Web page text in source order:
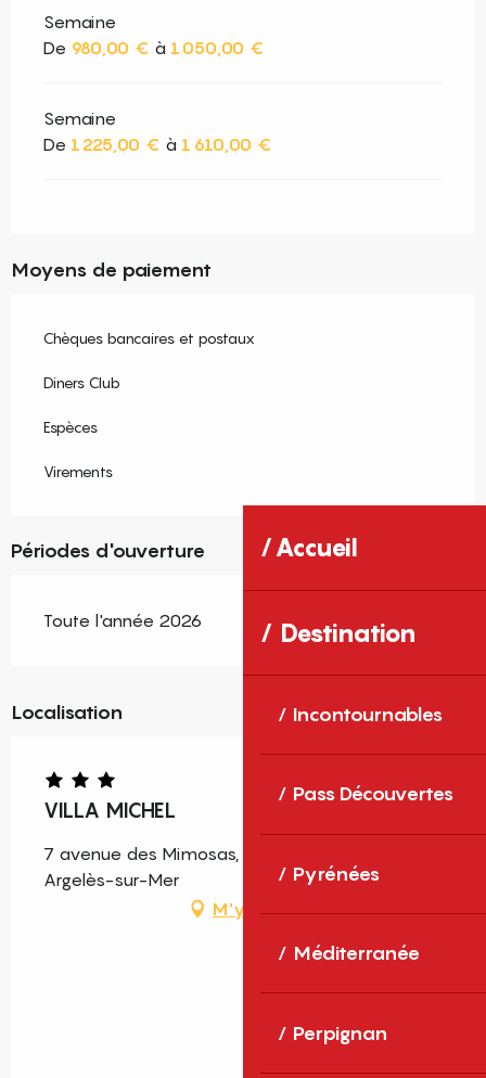
Accueil
Destination
Incontournables
Pass Découvertes
Pyrénées
Méditerranée
Perpignan
Semaine
De 980,00 € à 1 050,00 €
Semaine
De 1 225,00 € à 1 610,00 €
Moyens de paiement
Chèques bancaires et postaux
Diners Club
Espèces
Virements
Périodes d'ouverture
Toute l'année 2026
Localisation
VILLA MICHEL
7 avenue des Mimosas, Argelès-Plage, 66700
Argelès-sur-Mer
M'y rendre